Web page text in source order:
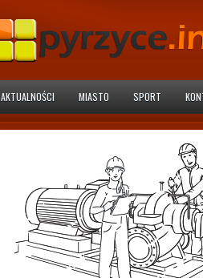
AKTUALNOŚCI MIASTO SPORT